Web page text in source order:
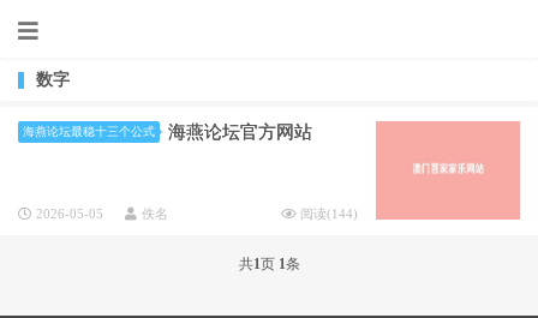
数字
海燕论坛最稳十三个公式 海燕论坛官方网站
2026-05-05 佚名 阅读(144)
共1页 1条